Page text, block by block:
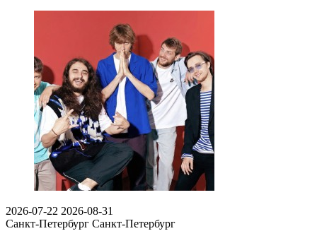
2026-07-22 2026-08-31
Санкт-Петербург Санкт-Петербург